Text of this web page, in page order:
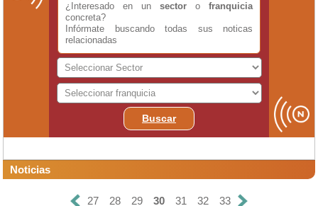
¿Interesado en un sector o franquicia
concreta?
Infórmate buscando todas sus noticas
relacionadas
Buscar
Noticias
27 28 29 30 31 32 33